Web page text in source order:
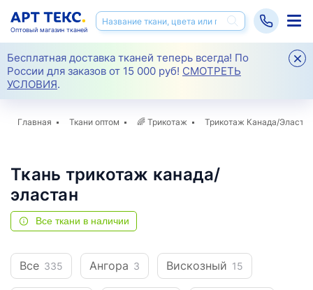
Бесплатная доставка тканей теперь всегда! По
России для заказов от 15 000 руб! СМОТРЕТЬ
УСЛОВИЯ.
Оптовый магазин тканей
Главная Ткани оптом 🌈 Трикотаж Трикотаж Канада/Эластан
Ткань трикотаж канада/
эластан
Все ткани в наличии
Все 335 Ангора 3 Вискозный 15